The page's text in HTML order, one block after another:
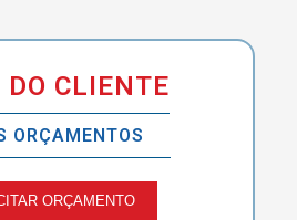
DO CLIENTE
ORÇAMENTOS
ORÇAMENTO